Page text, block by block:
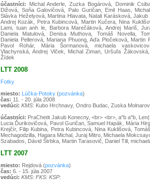
účastníci: Michal Anderle, Zuzka Bogárová, Dominik
Dižová, Soňa Galovičová, Palo Guričan, Emil Haas,
Slávka Heželyová, Martina Hlavata, Natali Karásková, Jakub
Andrej Kozák, Petra Kubincová, Martin Kučera, Nina
Lami, tuan anh le, Barbora Marečáková, Andrej Mariš,
Daniela Matulová, Denisa Muthova, Tomáš Novella,
Daniela Pellerová, Mariana Phuong, Aďa Pločeková, Martin
Pavol Rohár, Mária Šormanová, michaela
Vlachynská, Andrej Vlček, Michal Ziman, Uršuľa Žákovská,
Žídek
LTT 2008
Fotky
miesto: Lúčka-Potoky (pozvánka)
čas: 11. - 20. júla 2008
vedúci: KMS: Kubo Hrchnavy, Ondro Budac, Zuska
účastníci: PraChetit Jakub Konecny, <br> <br>, a"b a"b,
Lucia Ďurikovičová, Pavol Guričan, Samuel Hapák, Mária
Krejčír, Filip Kubina, Petra Kubincová, Nina Kuklišová,
Mechagodzilla, Hagara Michal, Juraj Mitro, Michaela
Szabados, Dávid Štrbka, Martin Tarasovič, Daniel Till,
LTT 2007
miesto: Rejdová (pozvánka)
čas: 6. - 15. júla 2007
vedúci: KMS: FKS: KSP: